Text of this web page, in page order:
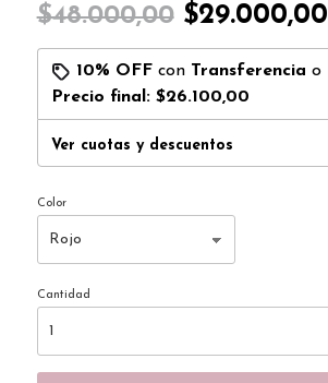
$48.000,00$29.000,00
10% OFFcon Transferencia o
Precio final: $26.100,00
Ver cuotas y descuentos
Color
Cantidad